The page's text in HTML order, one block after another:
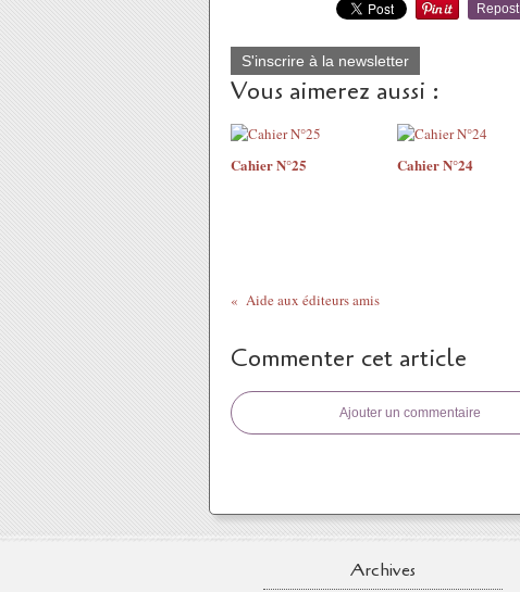
Repost
S'inscrire à la newsletter
Vous aimerez aussi :
Cahier N°25
Cahier N°24
Aide aux éditeurs amis
Commenter cet article
Ajouter un commentaire
Archives